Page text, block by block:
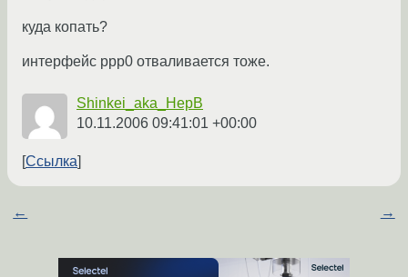
куда копать?
интерфейс ppp0 отваливается тоже.
Shinkei_aka_HepB
10.11.2006 09:41:01 +00:00
Ссылка
← →